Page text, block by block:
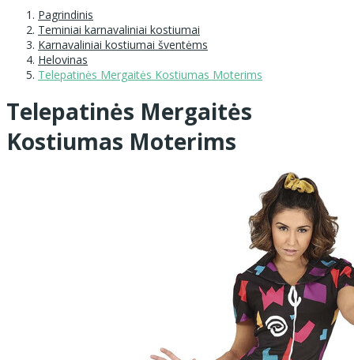
Pagrindinis
Teminiai karnavaliniai kostiumai
Karnavaliniai kostiumai šventėms
Helovinas
Telepatinės Mergaitės Kostiumas Moterims
Telepatinės Mergaitės
Kostiumas Moterims